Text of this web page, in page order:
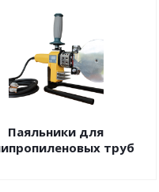
Паяльники для
труб